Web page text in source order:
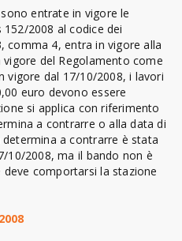
entrate in vigore le
2008 al codice dei
comma 4, entra in vigore alla
del Regolamento come
vigore dal 17/10/2008, i lavori
euro devono essere
si applica con riferimento
a contrarre o alla data di
determina a contrarre è stata
10/2008, ma il bando non è
comportarsi la stazione